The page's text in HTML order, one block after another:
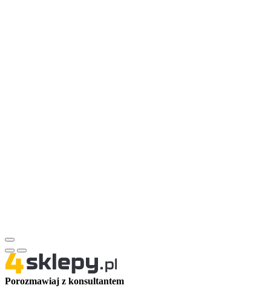
Porozmawiaj z konsultantem